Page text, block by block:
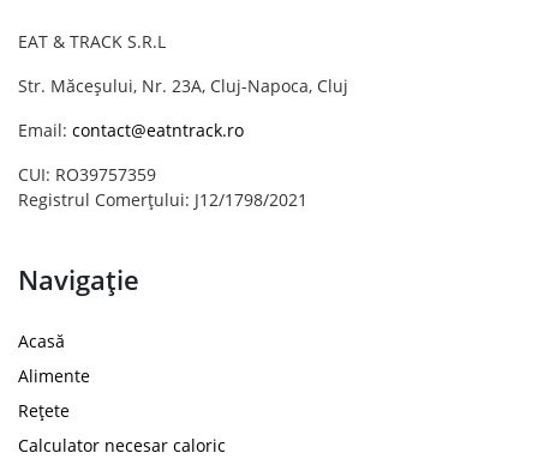
EAT & TRACK S.R.L
Str. Măceșului, Nr. 23A, Cluj-Napoca, Cluj
Email: contact@eatntrack.ro
CUI: RO39757359
Registrul Comerțului: J12/1798/2021
Navigație
Acasă
Alimente
Rețete
Calculator necesar caloric